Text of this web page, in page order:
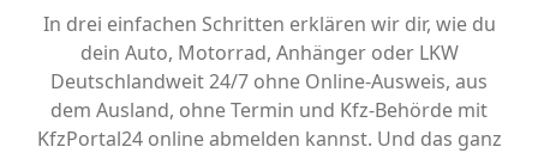
In drei einfachen Schritten erklären wir dir, wie du
dein Auto, Motorrad, Anhänger oder LKW
Deutschlandweit 24/7 ohne Online-Ausweis, aus
dem Ausland, ohne Termin und Kfz-Behörde mit
KfzPortal24 online abmelden kannst. Und das ganz